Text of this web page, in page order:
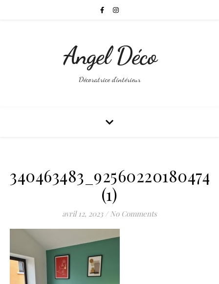
Angel Déco
Décoratrice d'intérieur
(1)
avril 12, 2023 / No Comments